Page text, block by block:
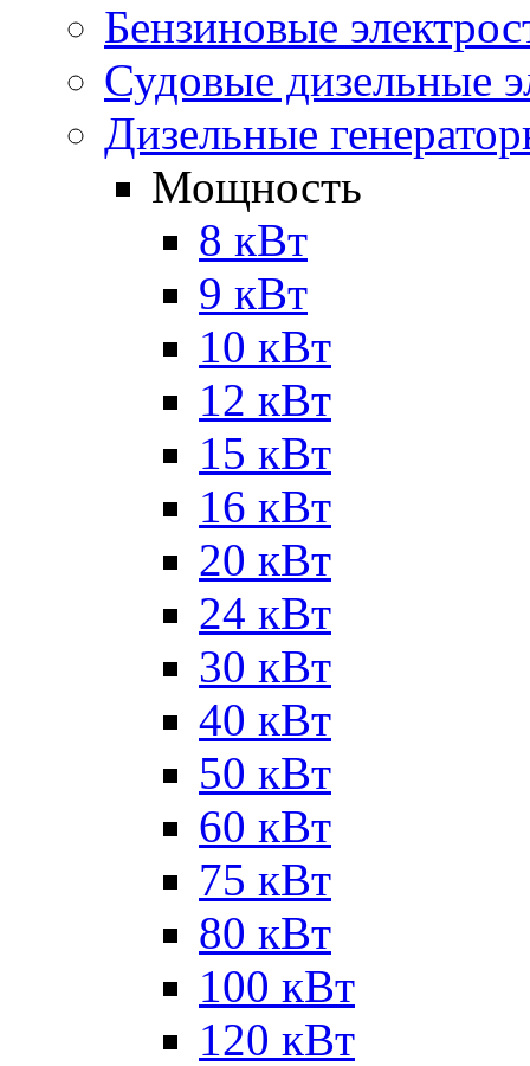
Бензиновые
Судовые дизельные
Дизельные
Мощность
8 кВт
9 кВт
10 кВт
12 кВт
15 кВт
16 кВт
20 кВт
24 кВт
30 кВт
40 кВт
50 кВт
60 кВт
75 кВт
80 кВт
100 кВт
120 кВт